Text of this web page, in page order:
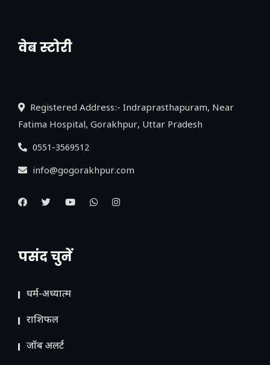
वेब स्टोरी
नया एक्सप्रेसवे: पूर्वांचल का लक, डेवलपमेंट का
Registered Address:- Indraprasthapuram, Near
Fatima Hospital, Gorakhpur, Uttar Pradesh
0551-3569512
info@gogorakhpur.com
पसंद चुनें
धर्म-अध्यात्म
राशिफल
जॉब अलर्ट